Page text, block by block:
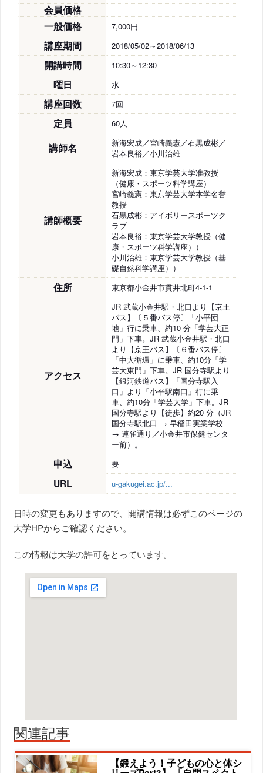
会員価格
一般価格
7,000円
講座期間 2018/05/02～2018/06/13
開講時間 10:30～12:30
曜日 水
講座回数 7回
定員 60人
講師名
新海宏成／宮崎義憲／石黒成彬／
岩本良裕／小川治雄
講師概要
新海宏成：東京学芸大学准教授
（健康・スポーツ科学講座）
宮崎義憲：東京学芸大学本学名誉
教授
石黒成彬：アイボリースポーツク
ラブ
岩本良裕：東京学芸大学教授（健
康・スポーツ科学講座））
小川治雄：東京学芸大学教授（基
礎自然科学講座））
住所 東京都小金井市貫井北町4-1-1
アクセス
JR 武蔵小金井駅・北口より【京王
バス】〔５番バス停〕「小平団
地」行に乗車、約10 分「学芸大正
門」下車。JR 武蔵小金井駅・北口
より【京王バス】〔６番バス停〕
「中大循環」に乗車、約10分「学
芸大東門」下車。JR 国分寺駅より
【銀河鉄道バス】「国分寺駅入
口」より「小平駅南口」行に乗
車、約10分「学芸大学」下車。JR
国分寺駅より【徒歩】約20 分（JR
国分寺駅北口 → 早稲田実業学校
→ 連雀通り／小金井市保健センタ
ー前）。
申込 要
URL u-gakugei.ac.jp/...
日時の変更もありますので、開講情報は必ずこのページの
大学HPからご確認ください。
この情報は大学の許可をとっています。
関連記事
【鍛えよう！子どもの心と体シ